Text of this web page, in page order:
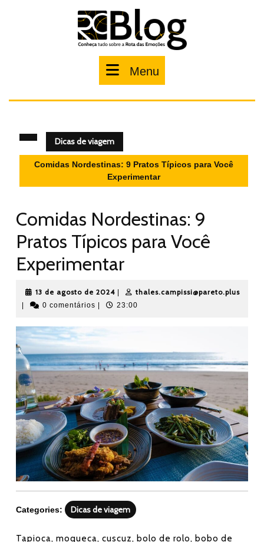
Menu
Dicas de viagem
Comidas Nordestinas: 9 Pratos Típicos para Você
Experimentar
Comidas Nordestinas: 9
Pratos Típicos para Você
Experimentar
13 de agosto de 2024 13
de
thales.campissi@pareto.plus
0 comentários 23:00
Categories: Dicas de viagem
Tapioca, moqueca, cuscuz, bolo de rolo, bobo de